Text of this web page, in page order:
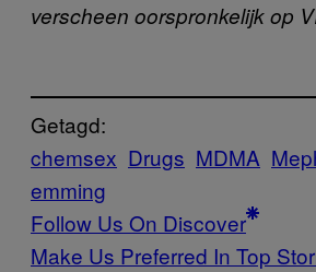
verscheen oorspronkelijk op
Getagd:
chemsex Drugs MDMA
emming
Follow Us On Discover
Make Us Preferred In Top